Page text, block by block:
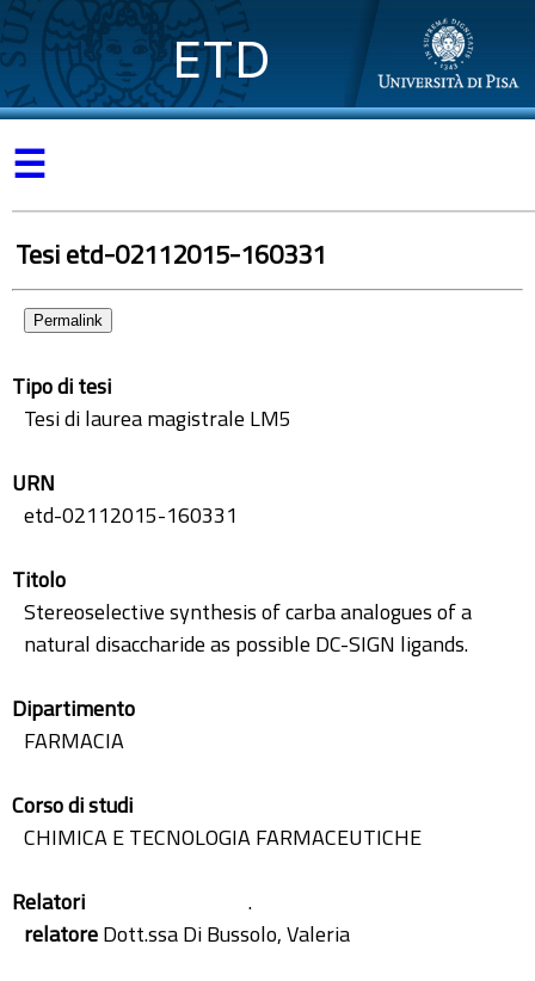
ETD
☰
Tesi etd-02112015-160331
Permalink
Tipo di tesi
Tesi di laurea magistrale LM5
URN
etd-02112015-160331
Titolo
Stereoselective synthesis of carba analogues of a
natural disaccharide as possible DC-SIGN ligands.
Dipartimento
FARMACIA
Corso di studi
CHIMICA E TECNOLOGIA FARMACEUTICHE
Relatori
.
relatoreDott.ssa Di Bussolo, Valeria